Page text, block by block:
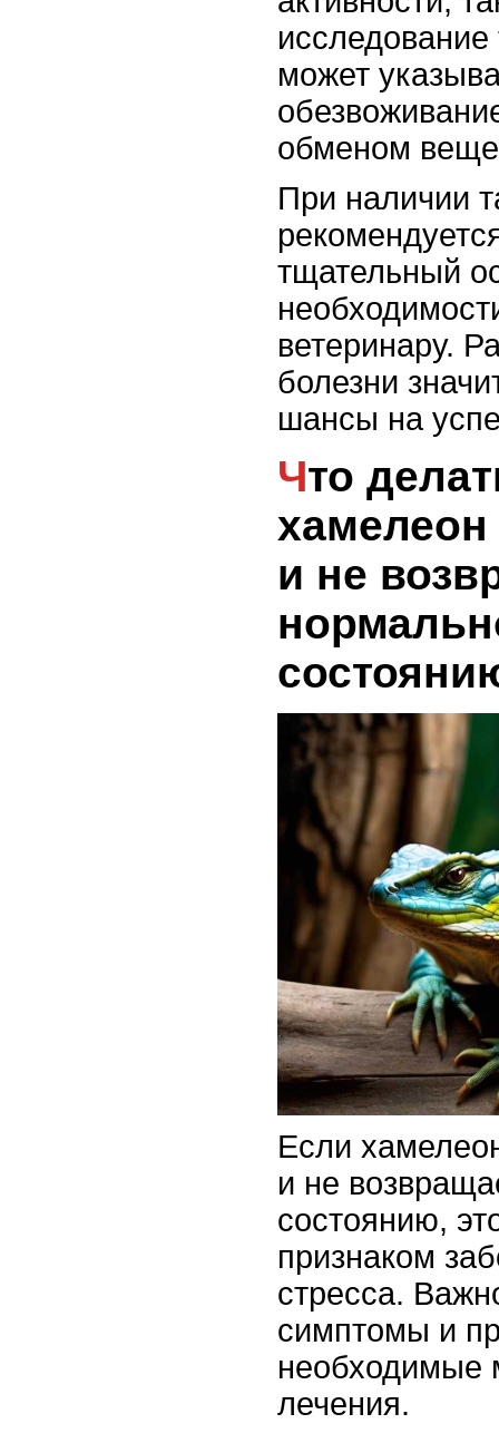
может
обменом
При наличии
тщательный
ветеринару.
болезни
шансы на
Что делать, если
хамелеон
и не
Если
и не
состоянию,
признаком
стресса.
симптомы и
необходимые
лечения.